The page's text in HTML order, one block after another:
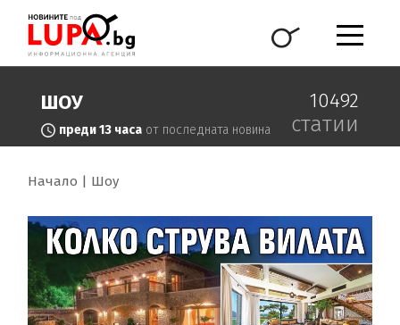
ШОУ
преди 13 часа от последната новина
10492
статии
Начало Шоу